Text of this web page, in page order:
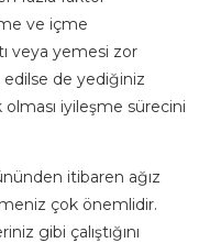
ve içme
veya yemesi zor
de yediğiniz
iyileşme sürecini
itibaren ağız
çok önemlidir.
gibi çalıştığını